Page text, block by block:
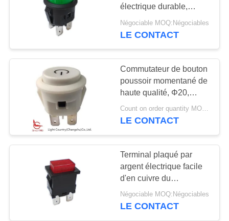
PLAN
PRIVACY
POLICY
commutateur de
culbuteur
Commutateur
électrique de bouton
poussoir
24
électrique durable,
10A/16A 125V/250V,
VDE ENEC CQC d'UL
Négociable MOQ:Négociables
LE CONTACT
Commutateur de bouton
poussoir momentané de
haute qualité, Φ20,
blanc, SPST, (DESSUS)
-, pour le début de
Count on order quantity MOQ:1000pcs
LE CONTACT
Terminal plaqué par
argent électrique facile
d'en cuivre du
commutateur LC83-8 de
bouton poussoir
Négociable MOQ:Négociables
LE CONTACT